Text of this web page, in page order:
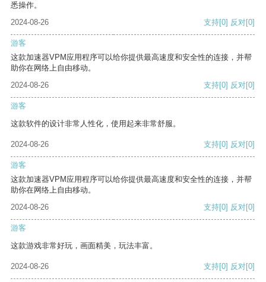
悉操作。
2024-08-26
支持[0] 反对[0]
游客
这款加速器VPM应用程序可以给你提供最高速度和安全性的连接，并帮
助你在网络上自由移动。
2024-08-26
支持[0] 反对[0]
游客
这款软件的设计非常人性化，使用起来非常舒服。
2024-08-26 支持[0] 反对[0]
游客
这款加速器VPM应用程序可以给你提供最高速度和安全性的连接，并帮
助你在网络上自由移动。
2024-08-26
支持[0] 反对[0]
游客
这款游戏非常好玩，画面精美，玩法丰富。
2024-08-26 支持[0] 反对[0]